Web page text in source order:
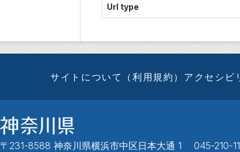
Url type
サイトについて（利用規約） アクセシビ
〒231-8588 神奈川県横浜市中区日本大通 1 045-210-